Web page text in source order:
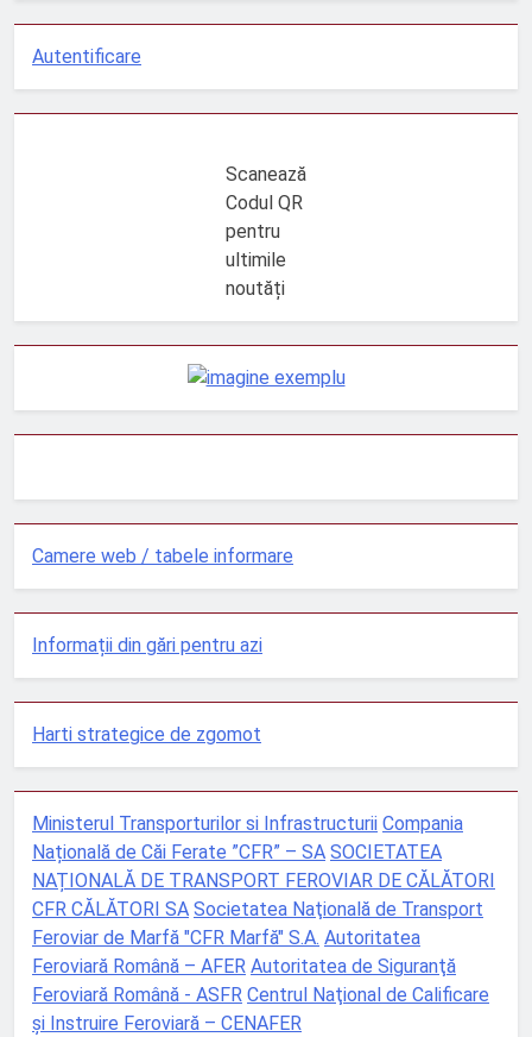
Autentificare
Scanează
Codul QR
pentru
ultimile
noutăți
Camere web / tabele informare
Informații din gări pentru azi
Harti strategice de zgomot
Ministerul Transporturilor si Infrastructurii Compania
Națională de Căi Ferate ”CFR” – SA SOCIETATEA
NAȚIONALĂ DE TRANSPORT FEROVIAR DE CĂLĂTORI
CFR CĂLĂTORI SA Societatea Naţională de Transport
Feroviar de Marfă "CFR Marfă" S.A. Autoritatea
Feroviară Română – AFER Autoritatea de Siguranţă
Feroviară Română - ASFR Centrul Naţional de Calificare
şi Instruire Feroviară – CENAFER